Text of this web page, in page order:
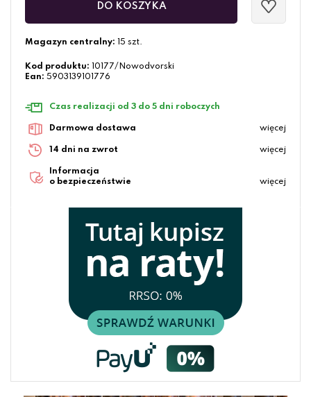
DO KOSZYKA
Magazyn centralny: 15 szt.
Kod produktu:
10177/Nowodvorski
Ean: 5903139101776
Czas realizacji od 3 do 5 dni roboczych
Darmowa dostawa więcej
14 dni na zwrot więcej
Informacja
o bezpieczeństwie
więcej